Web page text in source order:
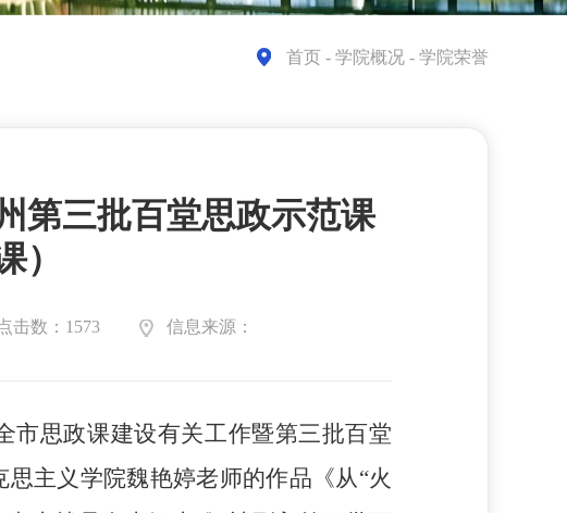
首页 - 学院概况 - 学院荣誉
第三批百堂思政示范课
）
击数：1573 信息来源：
市思政课建设有关工作暨第三批百堂
主义学院魏艳婷老师的作品《从“火